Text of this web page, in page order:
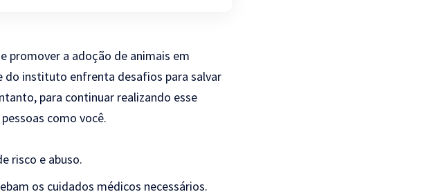
promover a adoção de animais em
do instituto enfrenta desafios para salvar
para continuar realizando esse
como você.
risco e abuso.
os cuidados médicos necessários.